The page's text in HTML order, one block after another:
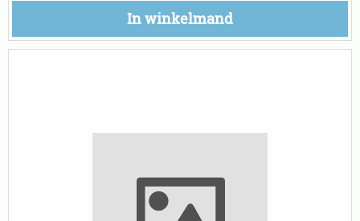
In winkelmand